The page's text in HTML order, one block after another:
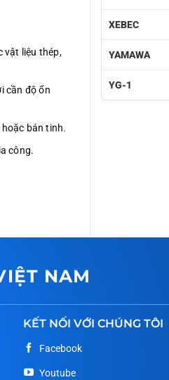
XEBEC
YAMAWA
YG-1
vật liệu thép,
cần độ ổn
bán tinh.
công.
NAM
KẾT NỐI VỚI CHÚNG TÔI
Facebook
Youtube